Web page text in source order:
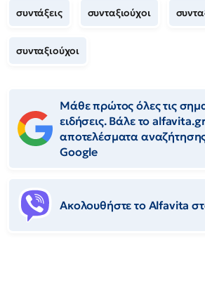
συντάξεις συνταξιούχοι
συνταξιούχοι
Μάθε πρώτος όλες τις
ειδήσεις. Βάλε το
αποτελέσματα
Google
Ακολουθήστε το Αlfavita